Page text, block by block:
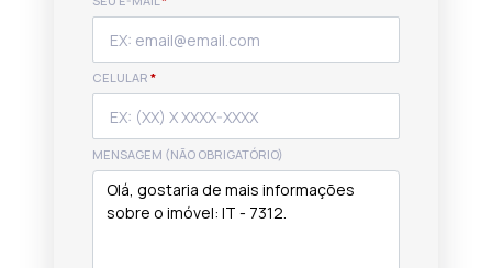
CELULAR *
MENSAGEM (NÃO OBRIGATÓRIO)